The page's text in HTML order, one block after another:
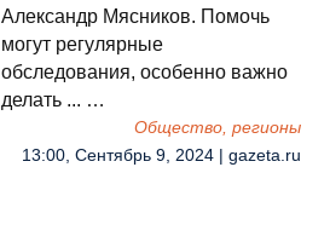
Александр Мясников. Помочь
могут регулярные
обследования, особенно важно
делать ... …
Общество, регионы
13:00, Сентябрь 9, 2024 | gazeta.ru